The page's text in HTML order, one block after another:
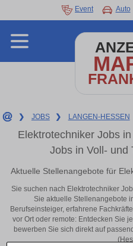
Event Auto
❯ JOBS ❯ LANGEN-HESSEN
Elektrotechniker Jobs
Jobs in Voll- und
Aktuelle Stellenangebote für
Sie suchen nach Elektrotechniker
Sie aktuelle Stellenangebote
Berufseinsteiger, erfahrene
vor Ort oder remote: Entdecken Sie
bewerben Sie sich direkt auf